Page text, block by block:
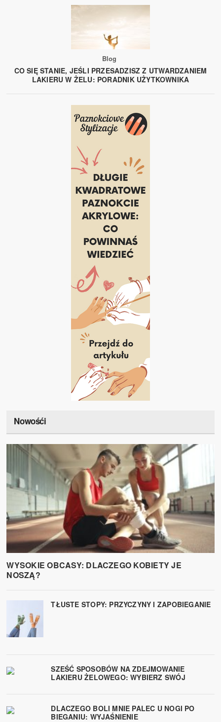
Blog
CO SIĘ STANIE, JEŚLI PRZESADZISZ Z UTWARDZANIEM
LAKIERU W ŻELU: PORADNIK UŻYTKOWNIKA
Nowośći
WYSOKIE OBCASY: DLACZEGO KOBIETY JE
NOSZĄ?
TŁUSTE STOPY: PRZYCZYNY I ZAPOBIEGANIE
SZEŚĆ SPOSOBÓW NA ZDEJMOWANIE
LAKIERU ŻELOWEGO: WYBIERZ SWÓJ
DLACZEGO BOLI MNIE PALEC U NOGI PO
BIEGANIU: WYJAŚNIENIE